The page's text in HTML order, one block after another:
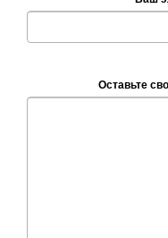
Оставьте